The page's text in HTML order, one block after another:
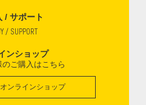
/ サポート
/ SUPPORT
ンショップ
ご購入はこちら
オンラインショップ